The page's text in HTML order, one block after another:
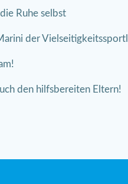
Ruhe selbst
der
den hilfsbereiten Eltern!